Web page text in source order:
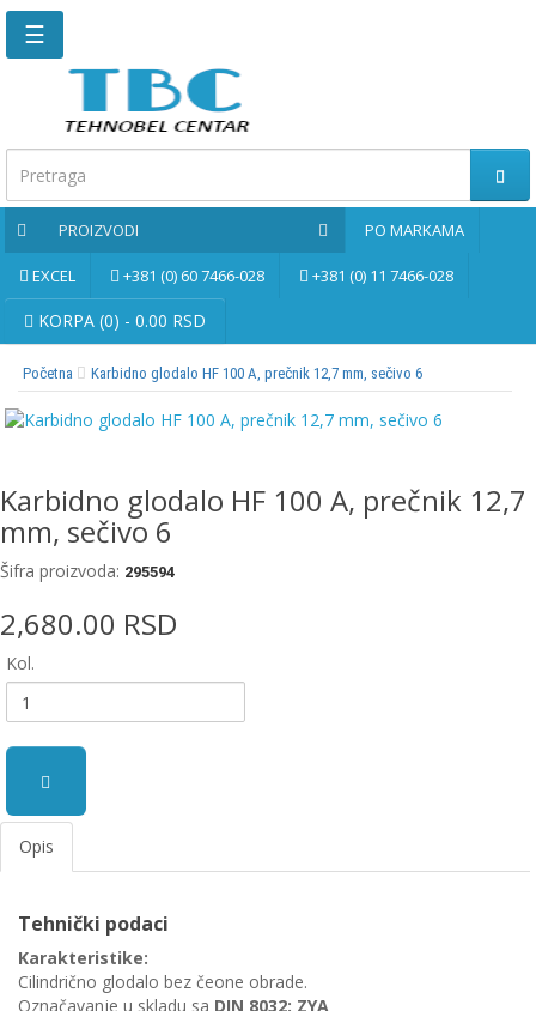
Glavna
Kontaktirajte
nas
Po
markama
PROIZVODI
Bernardo
rezne
ploče
EWM
aparati
za
zavarivanje
Prenosni
računari
Pribor
zavarivanje
radionica
☰
PROIZVODI PO MARKAMA
EXCEL +381 (0) 60 7466-028 +381 (0) 11 7466-028
KORPA (0) - 0.00 RSD
Početna Karbidno glodalo HF 100 A, prečnik 12,7 mm, sečivo 6
Karbidno glodalo HF 100 A, prečnik 12,7
mm, sečivo 6
Šifra proizvoda: 295594
2,680.00 RSD
Kol.
Opis
Tehnički podaci
Karakteristike:
Cilindrično glodalo bez čeone obrade.
Označavanje u skladu sa DIN 8032: ZYA